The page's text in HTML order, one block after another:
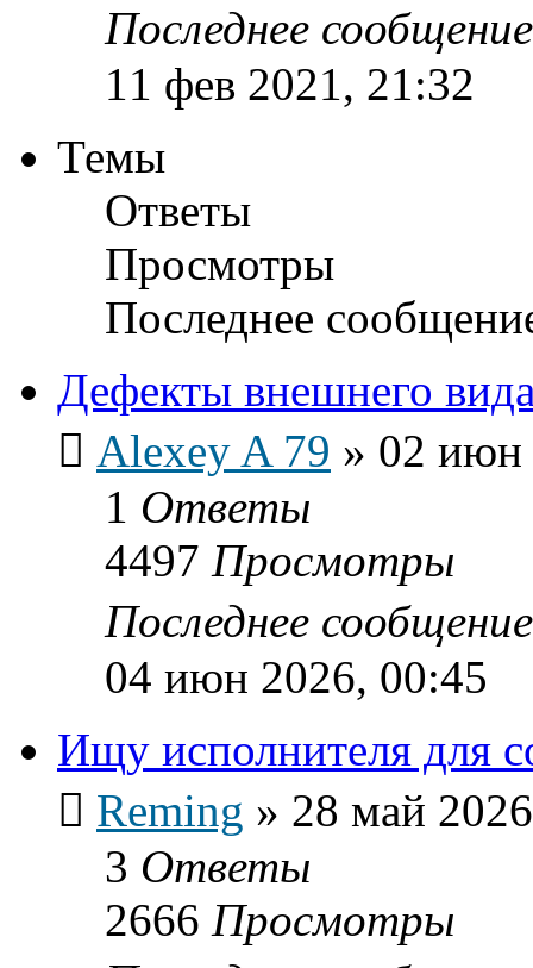
Последнее
11 фев 2021, 21:32
Темы
Ответы
Просмотры
Последнее
Дефекты внешнего
Alexey A 79 » 02 июн
1 Ответы
4497 Просмотры
Последнее
04 июн 2026, 00:45
Ищу исполнителя для
Reming » 28 май
3 Ответы
2666 Просмотры